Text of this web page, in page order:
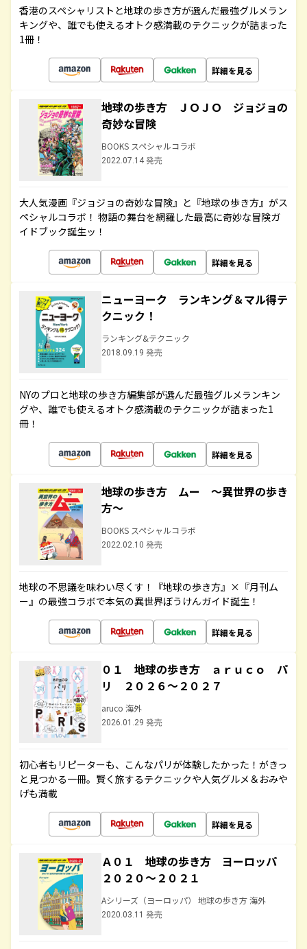
香港のスペシャリストと地球の歩き方が選んだ最強グルメラン
キングや、誰でも使えるオトク感満載のテクニックが詰まった
1冊！
詳細を見る
地球の歩き方 ＪＯＪＯ ジョジョの
奇妙な冒険
BOOKS スペシャルコラボ
2022.07.14 発売
大人気漫画『ジョジョの奇妙な冒険』と『地球の歩き方』がス
ペシャルコラボ！ 物語の舞台を網羅した最高に奇妙な冒険ガ
イドブック誕生ッ！
詳細を見る
ニューヨーク ランキング＆マル得テ
クニック！
ランキング&テクニック
2018.09.19 発売
NYのプロと地球の歩き方編集部が選んだ最強グルメランキン
グや、誰でも使えるオトク感満載のテクニックが詰まった1
冊！
詳細を見る
地球の歩き方 ムー ～異世界の歩き
方～
BOOKS スペシャルコラボ
2022.02.10 発売
地球の不思議を味わい尽くす！『地球の歩き方』×『月刊ム
ー』の最強コラボで本気の異世界ぼうけんガイド誕生！
詳細を見る
０１ 地球の歩き方 ａｒｕｃｏ パ
リ ２０２６～２０２７
aruco 海外
2026.01.29 発売
初心者もリピーターも、こんなパリが体験したかった！がきっ
と見つかる一冊。賢く旅するテクニックや人気グルメ＆おみや
げも満載
詳細を見る
Ａ０１ 地球の歩き方 ヨーロッパ
２０２０～２０２１
Aシリーズ（ヨーロッパ） 地球の歩き方 海外
2020.03.11 発売